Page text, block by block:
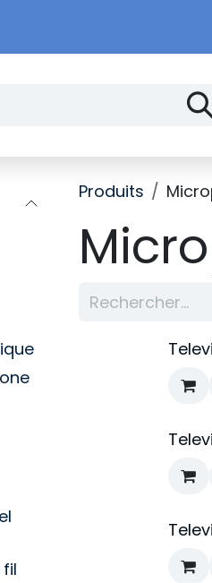
Produits